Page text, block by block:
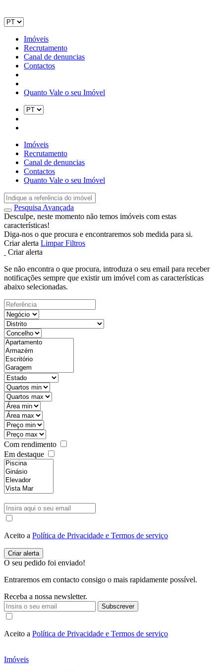
Imóveis
Recrutamento
Canal de denuncias
Contactos
Quanto Vale o seu Imóvel
Imóveis
Recrutamento
Canal de denuncias
Contactos
Quanto Vale o seu Imóvel
Pesquisa Avançada
Desculpe, neste momento não temos imóveis com estas
características!
Diga-nos o que procura e encontraremos sob medida para si.
Criar alerta Limpar Filtros
Criar alerta
Se não encontra o que procura, introduza o seu email para receber
notificações sempre que existir um imóvel com as características
abaixo selecionadas.
Com rendimento
Em destaque
Aceito a Política de Privacidade e Termos de serviço
O seu pedido foi enviado!
Entraremos em contacto consigo o mais rapidamente possível.
Receba a nossa newsletter.
Subscrever
Aceito a Política de Privacidade e Termos de serviço
Imóveis